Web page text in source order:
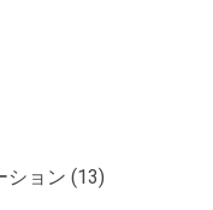
ション (13)